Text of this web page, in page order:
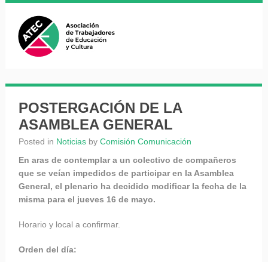
POSTERGACIÓN DE LA
ASAMBLEA GENERAL
Posted in Noticiasby Comisión Comunicación
En aras de contemplar a un colectivo de compañeros
que se veían impedidos de participar en la Asamblea
General, el plenario ha decidido modificar la fecha de la
misma para el jueves 16 de mayo.
Horario y local a confirmar.
Orden del día: